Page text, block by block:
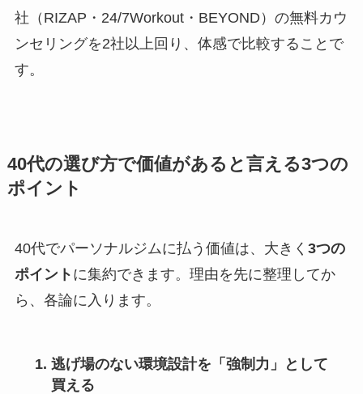
社（RIZAP・24/7Workout・BEYOND）の無料カウ
ンセリングを2社以上回り、体感で比較することで
す。
40代の選び方で価値があると言える3つの
ポイント
40代でパーソナルジムに払う価値は、大きく 3つの
ポイント に集約できます。理由を先に整理してか
ら、各論に入ります。
逃げ場のない環境設計を「強制力」として
買える